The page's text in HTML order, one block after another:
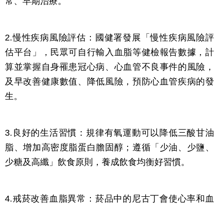
2.慢性疾病風險評估：國健署發展「慢性疾病風險評
估平台」，民眾可自行輸入血脂等健檢報告數據，計
算並掌握自身罹患冠心病、心血管不良事件的風險，
及早改善健康數值、降低風險，預防心血管疾病的發
生。
3.良好的生活習慣：規律有氧運動可以降低三酸甘油
脂、增加高密度脂蛋白膽固醇；遵循「少油、少鹽、
少糖及高纖」飲食原則，養成飲食均衡好習慣。
4.戒菸改善血脂異常：菸品中的尼古丁會使心率和血